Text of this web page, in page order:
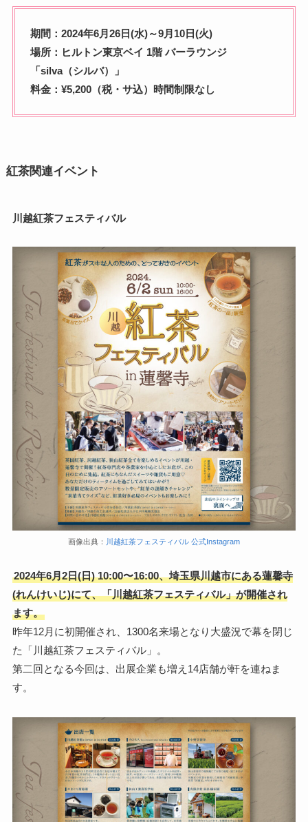
期間：2024年6月26日(水)～9月10日(火)
場所：ヒルトン東京ベイ 1階 バーラウンジ
「silva（シルバ）」
料金：¥5,200（税・サ込）時間制限なし
紅茶関連イベント
川越紅茶フェスティバル
画像出典： 川越紅茶フェスティバル 公式Instagram
2024年6月2日(日) 10:00〜16:00、埼玉県川越市にある蓮馨寺
(れんけいじ)にて、「川越紅茶フェスティバル」が開催され
ます。
昨年12月に初開催され、1300名来場となり大盛況で幕を閉じ
た「川越紅茶フェスティバル」。
第二回となる今回は、出展企業も増え14店舗が軒を連ねま
す。